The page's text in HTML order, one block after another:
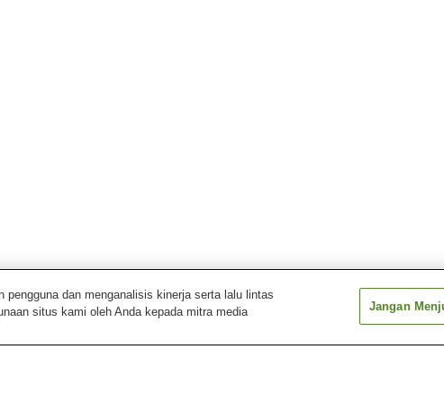
dan menganalisis kinerja serta lalu lintas
situs kami oleh Anda kepada mitra media
Jangan